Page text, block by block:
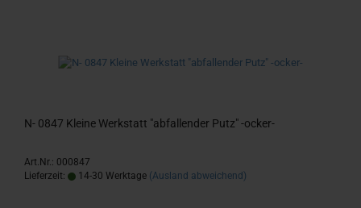
N- 0847 Klei­ne Werk­statt "ab­fal­len­der Putz" -​ocker-​
Art.Nr.: 000847
Lieferzeit:
14-30 Werktage (Ausland abweichend)